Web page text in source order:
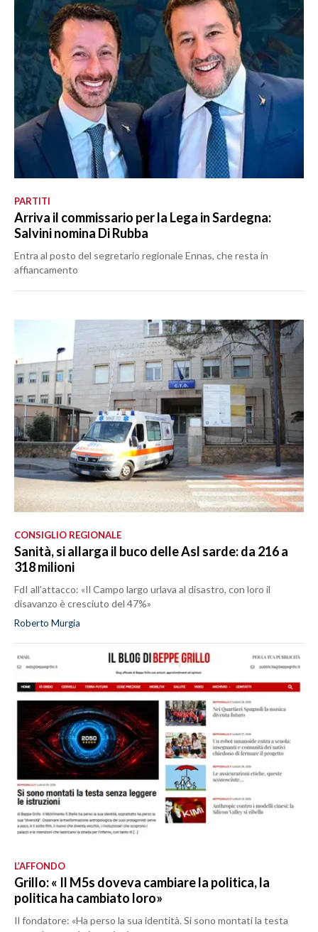
PARTITI
Arriva il commissario per la Lega in Sardegna:
Salvini nomina Di Rubba
Entra al posto del segretario regionale Ennas, che resta in
affiancamento
CONSIGLIO REGIONALE
Sanità, si allarga il buco delle Asl sarde: da 216 a
318 milioni
FdI all’attacco: «Il Campo largo urlava al disastro, con loro il
disavanzo è cresciuto del 47%»
Roberto Murgia
L’AFFONDO
Grillo: « Il M5s doveva cambiare la politica, la
politica ha cambiato loro»
Il fondatore: «Ha perso la sua identità. Si sono montati la testa